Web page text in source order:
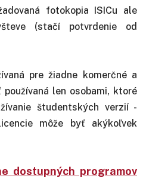
fotokopia ISICu ale
(stačí potvrdenie od
pre žiadne komerčné a
len osobami, ktoré
študentských verzií -
môže byť akýkoľvek
dostupných programov